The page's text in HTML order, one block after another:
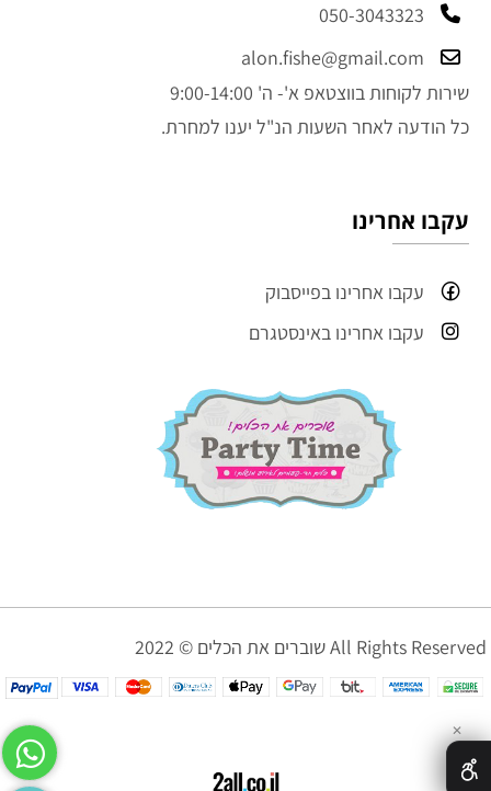
050-3043323
alon.fishe@gmail.com
שירות לקוחות בווצטאפ א'- ה' 9:00-14:00
כל הודעה לאחר השעות הנ"ל יענו למחרת.
עקבו אחרינו
עקבו אחרינו בפייסבוק
עקבו אחרינו באינסטגרם
שוברים את הכלים © 2022 All Rights Reserved
✕